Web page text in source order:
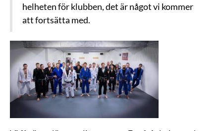
helheten för klubben, det är något vi kommer
att fortsätta med.